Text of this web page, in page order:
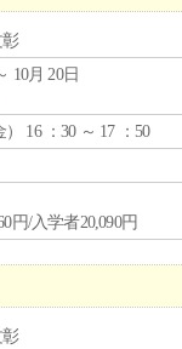
10月 20日
） 16 ：30 ～ 17 ：50
円/入学者20,090円